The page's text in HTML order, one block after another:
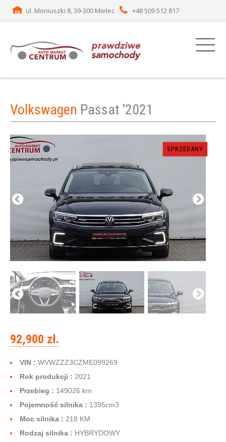
ul. Moniuszki 8, 39-300 Mielec +48 509 512 817
Volkswagen Passat '2021
SPRZEDANY
92,900 zł.
VIN : WVWZZZ3CZME099269
Rok produkcji : 2021
Przebieg : 149026 km
Pojemność silnika : 1395cm3
Moc silnika : 218 KM
Rodzaj silnika : HYBRYDOWY